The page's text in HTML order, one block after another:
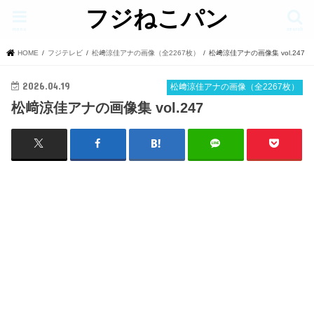
フジねこパン
HOME フジテレビ 松﨑涼佳アナの画像（全2267枚） 松﨑涼佳アナの画像集 vol.247
松﨑涼佳アナの画像（全2267枚）
2026.04.19
松﨑涼佳アナの画像集 vol.247